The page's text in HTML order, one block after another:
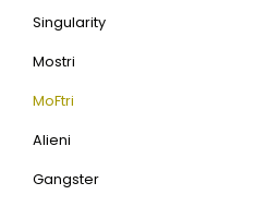
Singularity
Mostri
MoFtri
Alieni
Gangster